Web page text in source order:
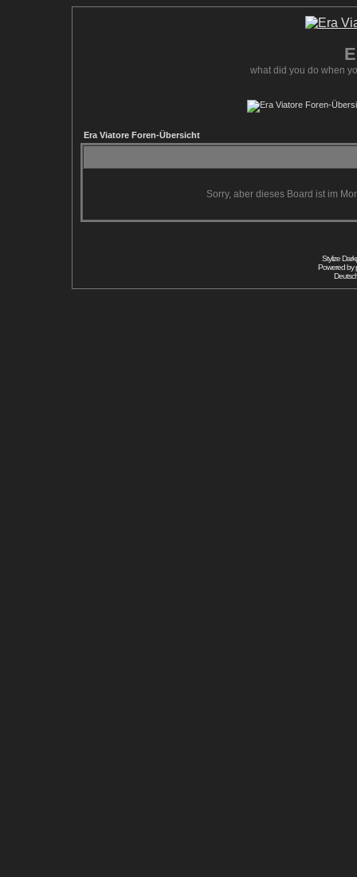
what did you do when
Era Viatore Foren-Übersicht
Sorry, aber dieses Board ist im
Stylize
Powered by